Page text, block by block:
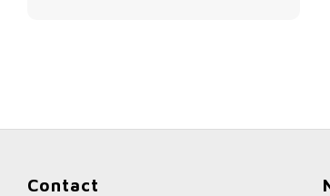
Contact